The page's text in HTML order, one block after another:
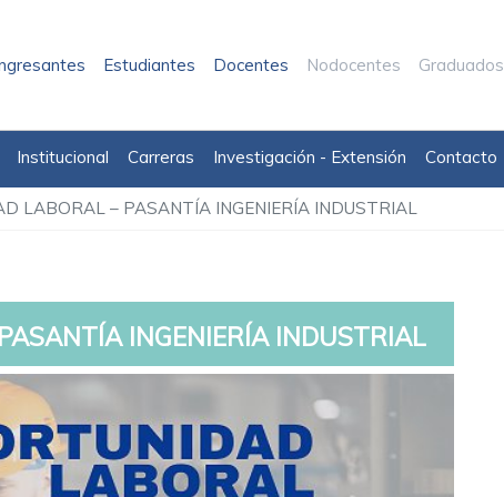
Estudiantes Docentes Nodocentes Graduados
Institucional Carreras Investigación - Extensión Contacto
LABORAL – PASANTÍA INGENIERÍA INDUSTRIAL
INGENIERÍA INDUSTRIAL